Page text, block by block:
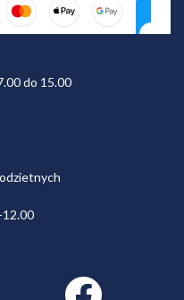
do 15.00
12.00
Facebook link